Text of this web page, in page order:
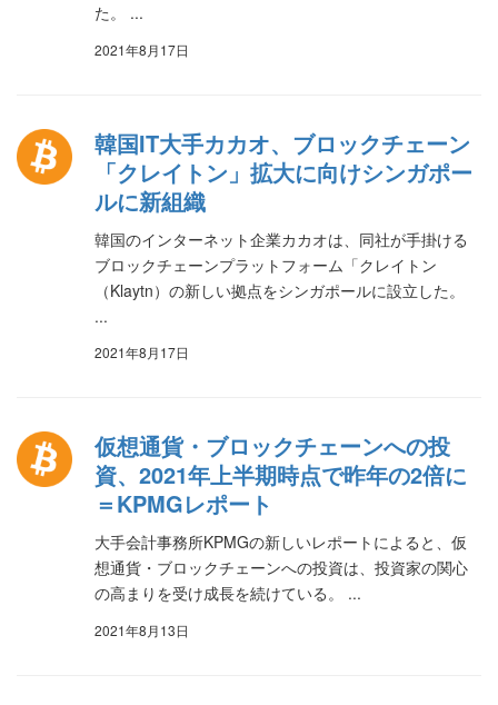
た。 ...
2021年8月17日
韓国IT大手カカオ、ブロックチェーン
「クレイトン」拡大に向けシンガポー
ルに新組織
韓国のインターネット企業カカオは、同社が手掛ける
ブロックチェーンプラットフォーム「クレイトン
（Klaytn）の新しい拠点をシンガポールに設立した。
...
2021年8月17日
仮想通貨・ブロックチェーンへの投
資、2021年上半期時点で昨年の2倍に
＝KPMGレポート
大手会計事務所KPMGの新しいレポートによると、仮
想通貨・ブロックチェーンへの投資は、投資家の関心
の高まりを受け成長を続けている。 ...
2021年8月13日